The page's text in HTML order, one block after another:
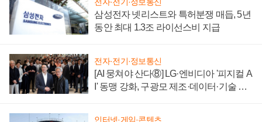
삼성전자 넷리스트와 특허분쟁 매듭, 5년
동안 최대 1.3조 라이선스비 지급
전자·전기·정보통신
[AI 뭉쳐야 산다⑧] LG·엔비디아 '피지컬 A
I' 동맹 강화, 구광모 제조·데이터·기술 결
인터넷·게임·콘텐츠